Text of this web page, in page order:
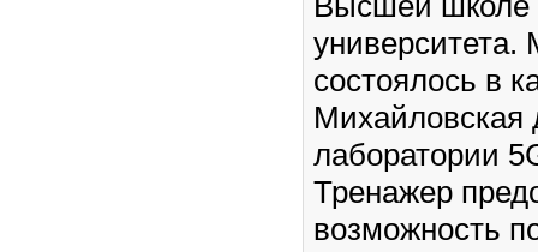
университета.
состоялось в
лаборатории
Тренажер
возможность